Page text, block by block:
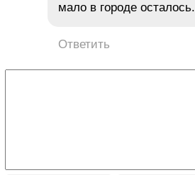
мало в городе осталось.
Ответить